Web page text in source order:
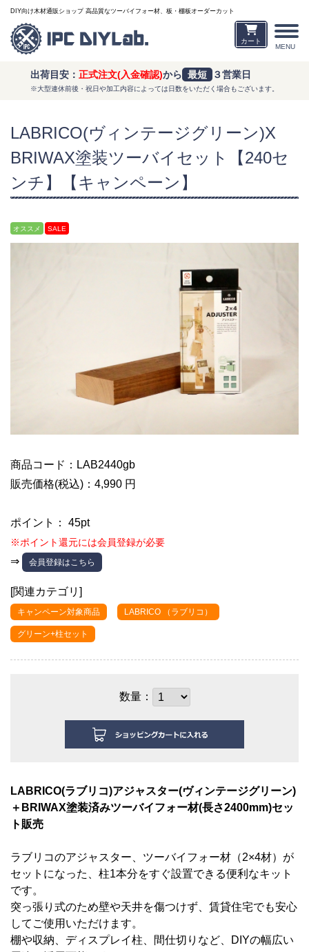
MENU
DIY向け木材通販ショップ 高品質なツーバイフォー材、板・棚板オーダーカット
カート
出荷目安： 正式注文(入金確認)から 最短 ３営業日
※大型連休前後・祝日や加工内容によっては日数をいただく場合もございます。
LABRICO(ヴィンテージグリーン)X
BRIWAX塗装ツーバイセット【240セ
ンチ】【キャンペーン】
オススメ SALE
商品コード：LAB2440gb
販売価格(税込)：4,990 円
ポイント： 45pt
※ポイント還元には会員登録が必要
⇒ 会員登録はこちら
[関連カテゴリ]
キャンペーン対象商品 LABRICO （ラブリコ）
グリーン+柱セット
数量：
LABRICO(ラブリコ)アジャスター(ヴィンテージグリーン)
＋BRIWAX塗装済みツーバイフォー材(長さ2400mm)セッ
ト販売
ラブリコのアジャスター、ツーバイフォー材（2×4材）が
セットになった、柱1本分をすぐ設置できる便利なキット
です。
突っ張り式のため壁や天井を傷つけず、賃貸住宅でも安心
してご使用いただけます。
棚や収納、ディスプレイ柱、間仕切りなど、DIYの幅広い